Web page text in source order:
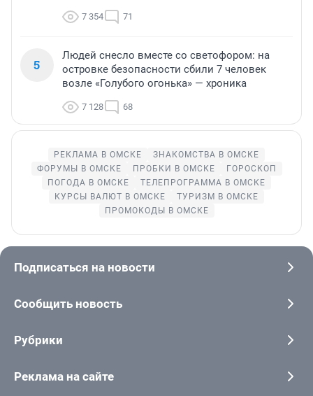
7 354 71
5
Людей снесло вместе со светофором: на
островке безопасности сбили 7 человек
возле «Голубого огонька» — хроника
7 128 68
РЕКЛАМА В ОМСКЕ
ЗНАКОМСТВА В ОМСКЕ
ФОРУМЫ В ОМСКЕ
ПРОБКИ В ОМСКЕ
ГОРОСКОП
ПОГОДА В ОМСКЕ
ТЕЛЕПРОГРАММА В ОМСКЕ
КУРСЫ ВАЛЮТ В ОМСКЕ
ТУРИЗМ В ОМСКЕ
ПРОМОКОДЫ В ОМСКЕ
Подписаться на новости
Сообщить новость
Рубрики
Реклама на сайте